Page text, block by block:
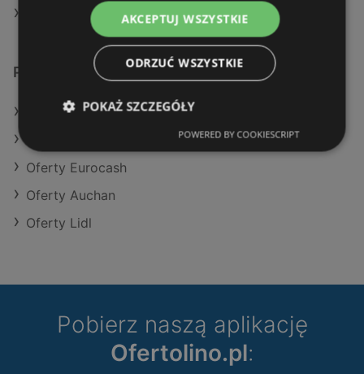
Aktualne gazetki Aldi
Podobne sklepy detaliczne
Oferty POLOmarket
Oferty Eurocash
Oferty Auchan
Oferty Lidl
Pobierz naszą aplikację
Ofertolino.pl:
AKCEPTUJ WSZYSTKIE
ODRZUĆ WSZYSTKIE
POKAŻ SZCZEGÓŁY
POWERED BY COOKIESCRIPT